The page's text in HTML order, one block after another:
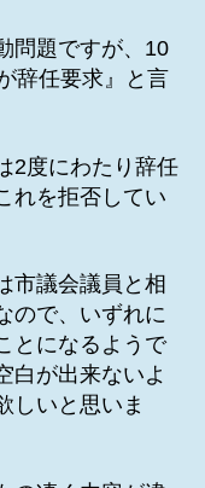
問題ですが、10
辞任要求』と言
2度にわたり辞任
れを拒否してい
市議会議員と相
ので、いずれに
とになるようで
白が出来ないよ
しいと思いま